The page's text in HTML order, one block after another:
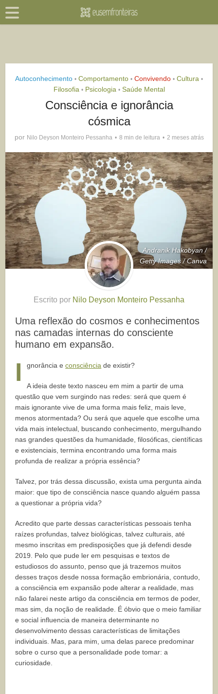
Autoconhecimento • Comportamento • Convivendo • Cultura •
Filosofia • Psicologia • Saúde Mental
Consciência e ignorância
cósmica
por Nilo Deyson Monteiro Pessanha 8 min de leitura 2 meses atrás
Andranik Hakobyan /
Getty Images / Canva
Escrito por Nilo Deyson Monteiro Pessanha
Uma reflexão do cosmos e conhecimentos
nas camadas internas do consciente
humano em expansão.
I gnorância econsciência de existir?
A ideia deste texto nasceu em mim a partir de uma
questão que vem surgindo nas redes: será que quem é
mais ignorante vive de uma forma mais feliz, mais leve,
menos atormentada? Ou será que aquele que escolhe uma
vida mais intelectual, buscando conhecimento, mergulhando
nas grandes questões da humanidade, filosóficas, científicas
e existenciais, termina encontrando uma forma mais
profunda de realizar a própria essência?
Talvez, por trás dessa discussão, exista uma pergunta ainda
maior: que tipo de consciência nasce quando alguém passa
a questionar a própria vida?
Acredito que parte dessas características pessoais tenha
raízes profundas, talvez biológicas, talvez culturais, até
mesmo inscritas em predisposições que já defendi desde
2019. Pelo que pude ler em pesquisas e textos de
estudiosos do assunto, penso que já trazemos muitos
desses traços desde nossa formação embrionária, contudo,
a consciência em expansão pode alterar a realidade, mas
não falarei neste artigo da consciência em termos de poder,
mas sim, da noção de realidade. É óbvio que o meio familiar
e social influencia de maneira determinante no
desenvolvimento dessas características de limitações
individuais. Mas, para mim, uma delas parece predominar
sobre o curso que a personalidade pode tomar: a
curiosidade.